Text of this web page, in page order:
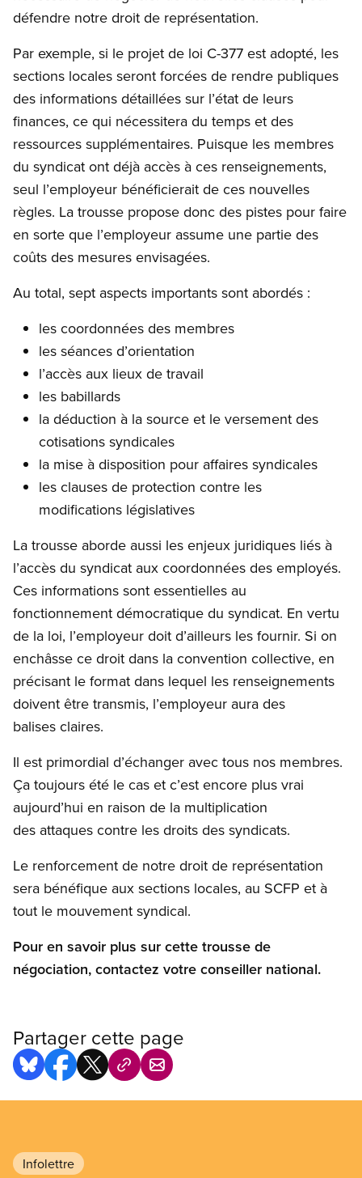
défendre notre droit de représentation.
Par exemple, si le projet de loi C-377 est adopté, les
sections locales seront forcées de rendre publiques
des informations détaillées sur l’état de leurs
finances, ce qui nécessitera du temps et des
ressources supplémentaires. Puisque les membres
du syndicat ont déjà accès à ces renseignements,
seul l’employeur bénéficierait de ces nouvelles
règles. La trousse propose donc des pistes pour faire
en sorte que l’employeur assume une partie des
coûts des mesures envisagées.
Au total, sept aspects importants sont abordés :
les coordonnées des membres
les séances d’orientation
l’accès aux lieux de travail
les babillards
la déduction à la source et le versement des
cotisations syndicales
la mise à disposition pour affaires syndicales
les clauses de protection contre les
modifications législatives
La trousse aborde aussi les enjeux juridiques liés à
l’accès du syndicat aux coordonnées des employés.
Ces informations sont essentielles au
fonctionnement démocratique du syndicat. En vertu
de la loi, l’employeur doit d’ailleurs les fournir. Si on
enchâsse ce droit dans la convention collective, en
précisant le format dans lequel les renseignements
doivent être transmis, l’employeur aura des
balises claires.
Il est primordial d’échanger avec tous nos membres.
Ça toujours été le cas et c’est encore plus vrai
aujourd’hui en raison de la multiplication
des attaques contre les droits des syndicats.
Le renforcement de notre droit de représentation
sera bénéfique aux sections locales, au SCFP et à
tout le mouvement syndical.
Pour en savoir plus sur cette trousse de
négociation, contactez votre conseiller national.
Partager cette page
Infolettre